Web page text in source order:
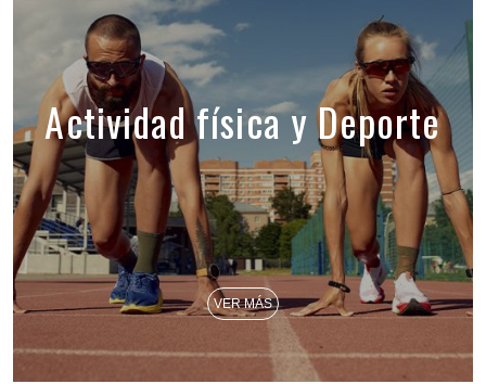
Actividad física y Deporte
VER MÁS